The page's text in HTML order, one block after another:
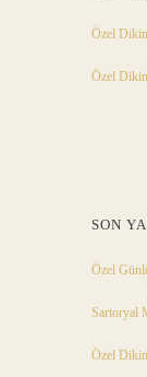
Özel
Özel
SON
Özel
Sartoryal
Özel